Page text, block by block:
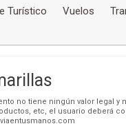
Turístico Vuelos
no tiene ningún valor legal y
etc, el usuario deberá